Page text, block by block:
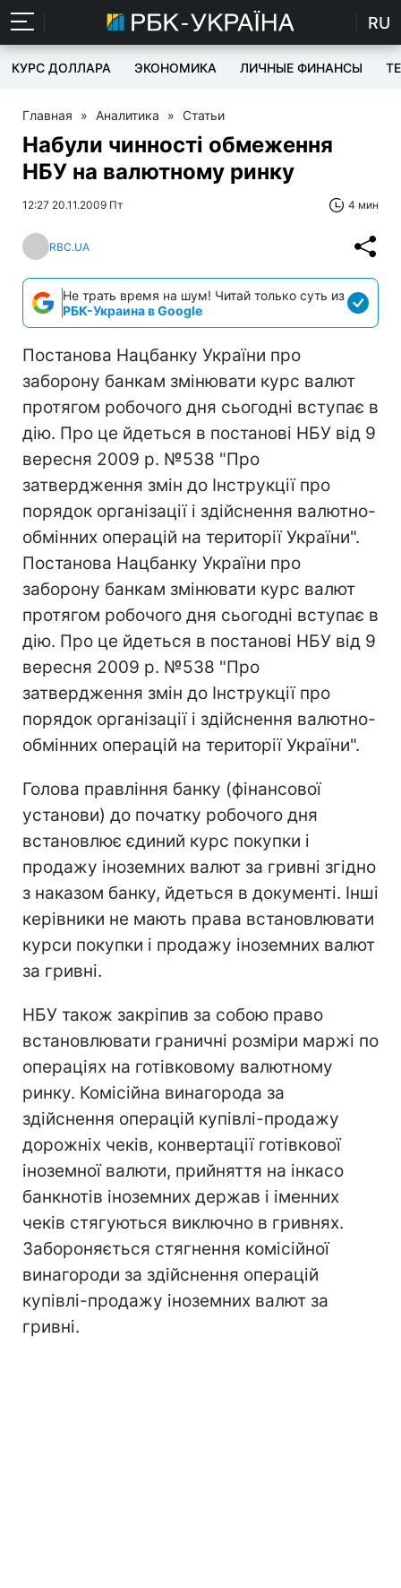
RU
КУРС ДОЛЛАРА ЭКОНОМИКА ЛИЧНЫЕ ФИНАНСЫ
Главная » Аналитика » Статьи
Набули чинності обмеження
НБУ на валютному ринку
12:27 20.11.2009 Пт 4 мин
RBC.UA
Не трать время на шум! Читай только суть из
РБК-Украина в Google
Постанова Нацбанку України про
заборону банкам змінювати курс валют
протягом робочого дня сьогодні вступає в
дію. Про це йдеться в постанові НБУ від 9
вересня 2009 р. №538 "Про
затвердження змін до Інструкції про
порядок організації і здійснення валютно-
обмінних операцій на території України".
Постанова Нацбанку України про
заборону банкам змінювати курс валют
протягом робочого дня сьогодні вступає в
дію. Про це йдеться в постанові НБУ від 9
вересня 2009 р. №538 "Про
затвердження змін до Інструкції про
порядок організації і здійснення валютно-
обмінних операцій на території України".
Голова правління банку (фінансової
установи) до початку робочого дня
встановлює єдиний курс покупки і
продажу іноземних валют за гривні згідно
з наказом банку, йдеться в документі. Інші
керівники не мають права встановлювати
курси покупки і продажу іноземних валют
за гривні.
НБУ також закріпив за собою право
встановлювати граничні розміри маржі по
операціях на готівковому валютному
ринку. Комісійна винагорода за
здійснення операцій купівлі-продажу
дорожніх чеків, конвертації готівкової
іноземної валюти, прийняття на інкасо
банкнотів іноземних держав і іменних
чеків стягуються виключно в гривнях.
Забороняється стягнення комісійної
винагороди за здійснення операцій
купівлі-продажу іноземних валют за
гривні.